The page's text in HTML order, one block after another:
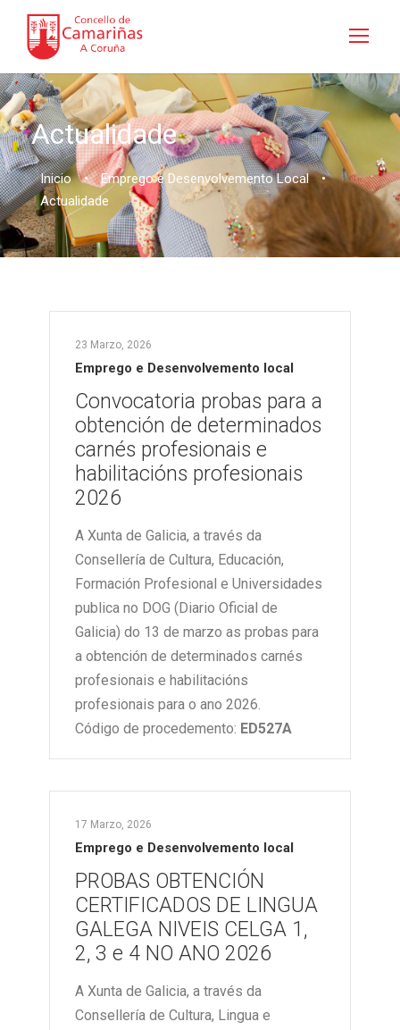
Actualidade
Inicio • Emprego e Desenvolvemento Local
•
Actualidade
23 Marzo, 2026
Emprego e Desenvolvemento local
Convocatoria probas para a
obtención de determinados
carnés profesionais e
habilitacións profesionais
2026
A Xunta de Galicia, a través da
Consellería de Cultura, Educación,
Formación Profesional e Universidades
publica no DOG (Diario Oficial de
Galicia) do 13 de marzo as probas para
a obtención de determinados carnés
profesionais e habilitacións
profesionais para o ano 2026.
Código de procedemento: ED527A
17 Marzo, 2026
Emprego e Desenvolvemento local
PROBAS OBTENCIÓN
CERTIFICADOS DE LINGUA
GALEGA NIVEIS CELGA 1,
2, 3 e 4 NO ANO 2026
A Xunta de Galicia, a través da
Consellería de Cultura, Lingua e